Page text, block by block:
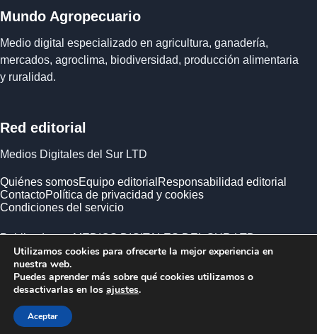
Mundo Agropecuario
Medio digital especializado en agricultura, ganadería,
mercados, agroclima, biodiversidad, producción alimentaria
y ruralidad.
Red editorial
Medios Digitales del Sur LTD
Quiénes somosEquipo editorial Responsabilidad editorial
ContactoPolítica de privacidad y cookies
Condiciones del servicio
Publicado por MEDIOS DIGITALES DEL SUR LTD ·
Empresa registrada en Inglaterra y Gales.
Utilizamos cookies para ofrecerte la mejor experiencia en
nuestra web.
Puedes aprender más sobre qué cookies utilizamos o
desactivarlas en los ajustes.
Aceptar